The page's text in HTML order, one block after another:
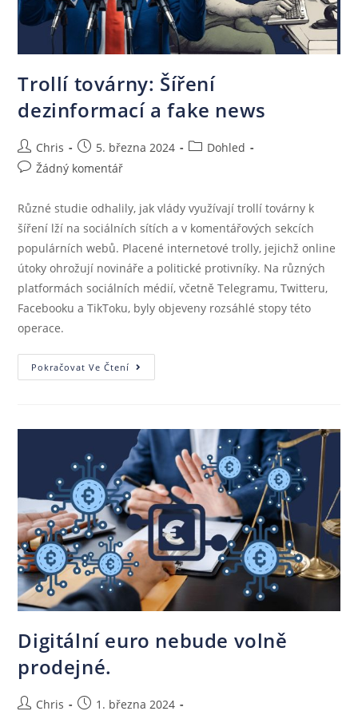
Trollí továrny: Šíření
dezinformací a fake news
Chris 5. března 2024
Dohled
Žádný komentář
Různé studie odhalily, jak vlády využívají trollí továrny k
šíření lží na sociálních sítích a v komentářových sekcích
populárních webů. Placené internetové trolly, jejichž online
útoky ohrožují novináře a politické protivníky. Na různých
platformách sociálních médií, včetně Telegramu, Twitteru,
Facebooku a TikToku, byly objeveny rozsáhlé stopy této
operace.
Pokračovat Ve Čtení
Digitální euro nebude volně
prodejné.
Chris 1. března 2024